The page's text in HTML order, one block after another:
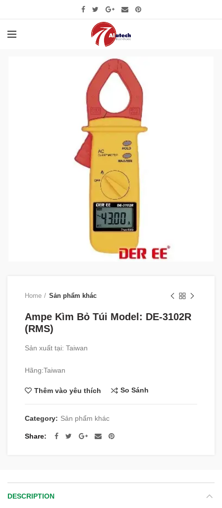
Home Sản phẩm khác
Ampe Kìm Bỏ Túi Model: DE-3102R
(RMS)
Sản xuất tại: Taiwan
Hãng:Taiwan
Thêm vào yêu thích So Sánh
Category: Sản phẩm khác
Share
DESCRIPTION